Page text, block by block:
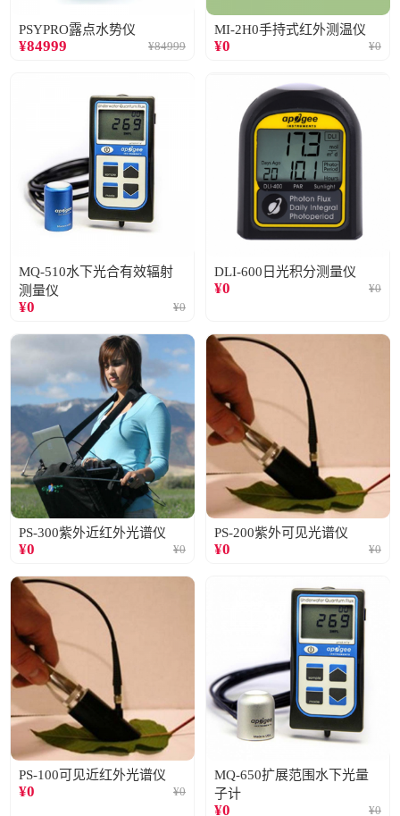
PSYPRO露点水势仪
¥84999 ¥84999
MI-2H0手持式红外测温仪
¥0 ¥0
MQ-510水下光合有效辐射
测量仪
¥0 ¥0
DLI-600日光积分测量仪
¥0 ¥0
PS-300紫外近红外光谱仪
¥0 ¥0
PS-200紫外可见光谱仪
¥0 ¥0
PS-100可见近红外光谱仪
¥0 ¥0
MQ-650扩展范围水下光量
子计
¥0 ¥0